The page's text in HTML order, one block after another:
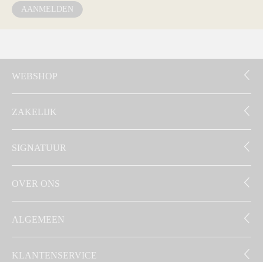
AANMELDEN
WEBSHOP
ZAKELIJK
SIGNATUUR
OVER ONS
ALGEMEEN
KLANTENSERVICE